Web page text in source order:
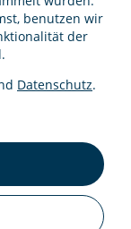
benutzen wir
der
Datenschutz.